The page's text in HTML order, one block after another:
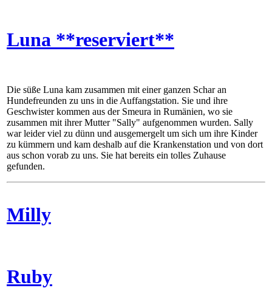
Luna **reserviert**
Die süße Luna kam zusammen mit einer ganzen Schar an
Hundefreunden zu uns in die Auffangstation. Sie und ihre
Geschwister kommen aus der Smeura in Rumänien, wo sie
zusammen mit ihrer Mutter "Sally" aufgenommen wurden. Sally
war leider viel zu dünn und ausgemergelt um sich um ihre Kinder
zu kümmern und kam deshalb auf die Krankenstation und von dort
aus schon vorab zu uns. Sie hat bereits ein tolles Zuhause
gefunden.
Milly
Ruby